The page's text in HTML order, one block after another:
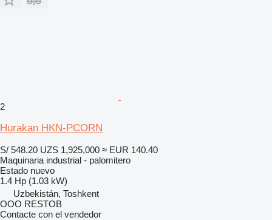
2
Hurakan HKN-PCORN
S/ 548.20 UZS 1,925,000 ≈ EUR 140.40
Maquinaria industrial - palomitero
Estado nuevo
1.4 Hp (1.03 kW)
Uzbekistán, Toshkent
OOO RESTOB
Contacte con el vendedor